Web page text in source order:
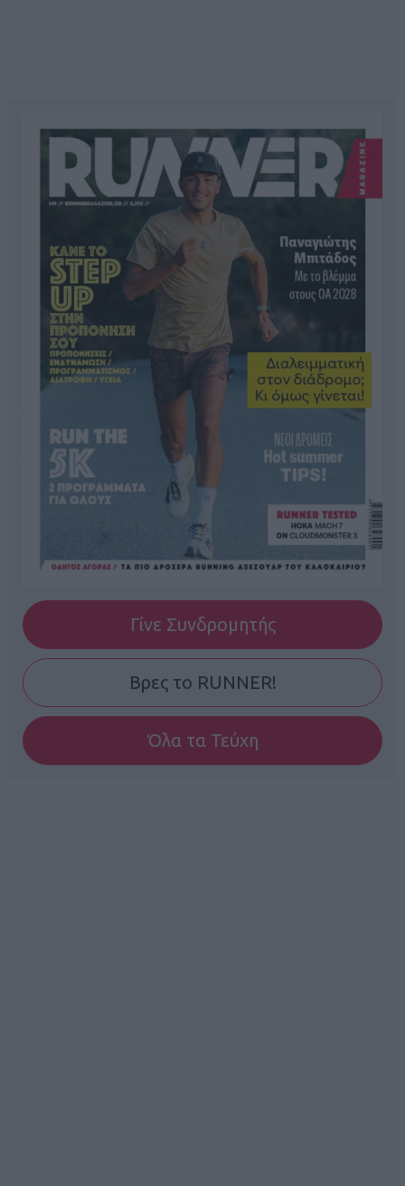
Γίνε Συνδρομητής
Βρες το RUNNER!
Όλα τα Τεύχη